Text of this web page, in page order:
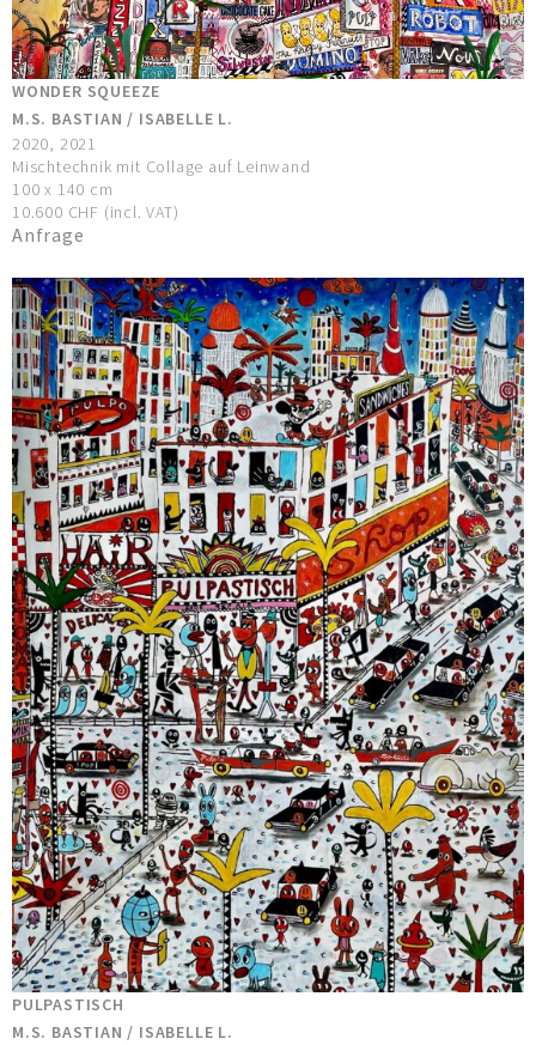
WONDER SQUEEZE
M.S. BASTIAN / ISABELLE L.
2020, 2021
Mischtechnik mit Collage auf Leinwand
100 x 140 cm
10.600 CHF (incl. VAT)
Anfrage
PULPASTISCH
M.S. BASTIAN / ISABELLE L.